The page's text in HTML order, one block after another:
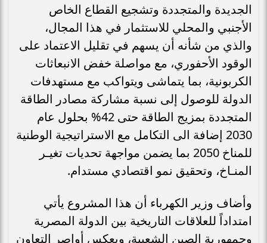
الجديدة والمتجددة وتشجيع القطاع الخاص
الأجنبي والمحلي للاستثمار في هذا المجال،
والذي من شأنه أن يسهم في تقليل الاعتماد على
الوقود الأحفوري، مع مواصلة خفض الانبعاثات
الكربونية، بما يتماشى ويتواكب مع مستهدفات
الدولة للوصول إلى نسبة مشاركة مصادر الطاقة
المتجددة بمزيج الطاقة حتى 42% بحلول عام
2030 إضافة الى التكامل مع الاستراتيجية الوطنية
للمناخ 2050 بما يضمن مواجهة تحديات تغيـر
المنـاخ، وتحقيق نمو اقتصادي مستدام.
وأضاف وزير الكهرباء أن هذا المشروع يأتي
امتداداً للعلاقات التاريخية بين الدولة المصرية
وجمهورية الصين الشعبية، ويعكس أواصر التعاون